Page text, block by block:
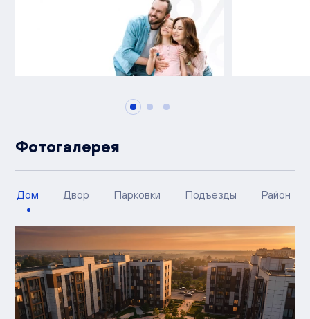
Фотогалерея
Дом Двор Парковки Подъезды Район